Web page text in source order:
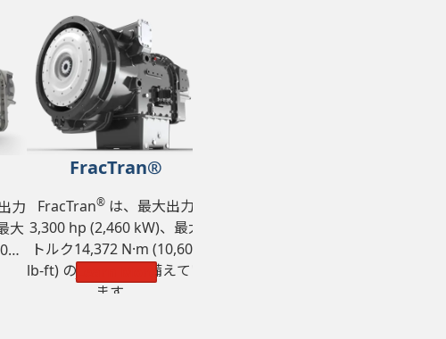
力
大
FracTran®
FracTran® は、最大出力
3,300 hp (2,460 kW)、最大
トルク14,372 N·m (10,600
lb-ft) の定格能力を備えてい
ます。
Learn More